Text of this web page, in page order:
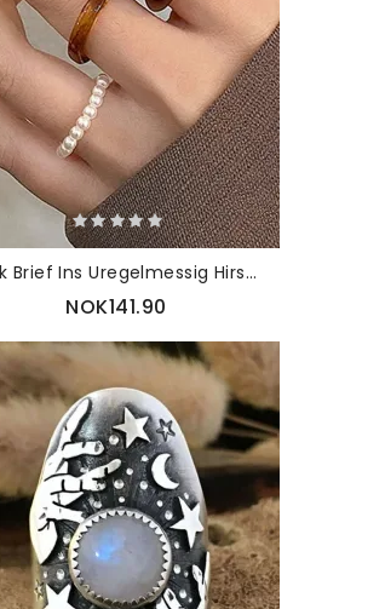
3 Stk Brief Ins Uregelmessig Hirseperle Akryl Ferskvannsperleringer
NOK141.90